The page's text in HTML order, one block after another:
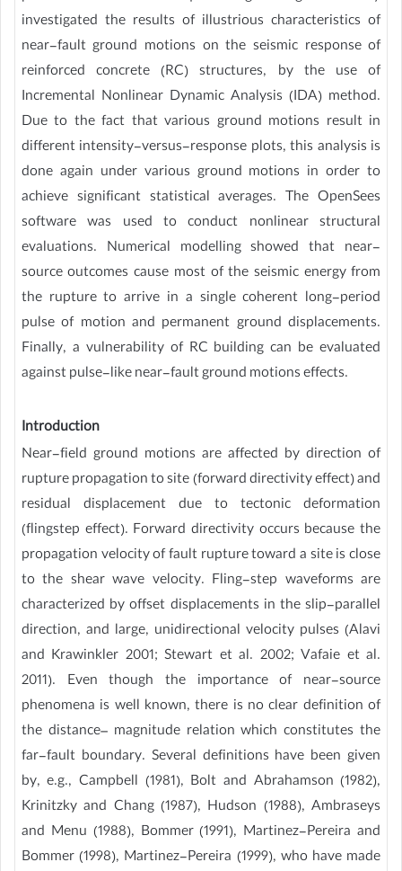
investigated the results of illustrious characteristics of
near-fault ground motions on the seismic response of
reinforced concrete (RC) structures, by the use of
Incremental Nonlinear Dynamic Analysis (IDA) method.
Due to the fact that various ground motions result in
different intensity-versus-response plots, this analysis is
done again under various ground motions in order to
achieve significant statistical averages. The OpenSees
software was used to conduct nonlinear structural
evaluations. Numerical modelling showed that near-
source outcomes cause most of the seismic energy from
the rupture to arrive in a single coherent long-period
pulse of motion and permanent ground displacements.
Finally, a vulnerability of RC building can be evaluated
against pulse-like near-fault ground motions effects.
Introduction
Near-field ground motions are affected by direction of
rupture propagation to site (forward directivity effect) and
residual displacement due to tectonic deformation
(flingstep effect). Forward directivity occurs because the
propagation velocity of fault rupture toward a site is close
to the shear wave velocity. Fling-step waveforms are
characterized by offset displacements in the slip-parallel
direction, and large, unidirectional velocity pulses (Alavi
and Krawinkler 2001; Stewart et al. 2002; Vafaie et al.
2011). Even though the importance of near-source
phenomena is well known, there is no clear definition of
the distance– magnitude relation which constitutes the
far-fault boundary. Several definitions have been given
by, e.g., Campbell (1981), Bolt and Abrahamson (1982),
Krinitzky and Chang (1987), Hudson (1988), Ambraseys
and Menu (1988), Bommer (1991), Martinez-Pereira and
Bommer (1998), Martinez-Pereira (1999), who have made